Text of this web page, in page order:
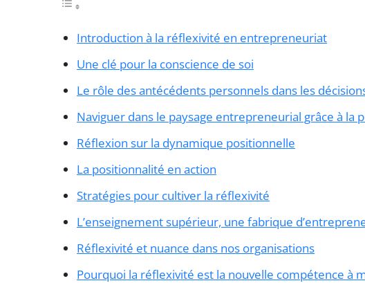
Introduction à la réflexivité en entrepreneuriat
Une clé pour la conscience de soi
Le rôle des antécédents personnels dans les
Naviguer dans le paysage entrepreneurial grâce à la
Réflexion sur la dynamique positionnelle
La positionnalité en action
Stratégies pour cultiver la réflexivité
L’enseignement supérieur, une fabrique
Réflexivité et nuance dans nos organisations
Pourquoi la réflexivité est la nouvelle compétence à